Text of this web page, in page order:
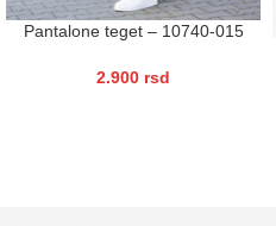
Pantalone teget – 10740-015
2.900 rsd